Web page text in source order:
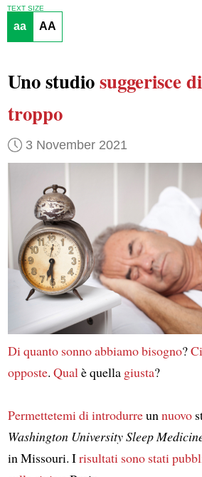
TEXT SIZE
aa AA
Uno studiosuggerisce
troppo
3 November 2021
Di quanto sonnoabbiamo bisogno?
opposte. Qualè quella giusta?
Permettetemi diintrodurreunnuovo
Washington University Sleep
in Missouri. Irisultati sono stati